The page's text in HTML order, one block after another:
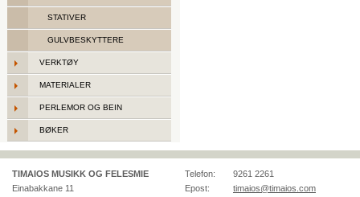
STATIVER
GULVBESKYTTERE
VERKTØY
MATERIALER
PERLEMOR OG BEIN
BØKER
TIMAIOS MUSIKK OG FELESMIE
Einabakkane 11
Telefon:
9261 2261
Epost:
timaios@timaios.com